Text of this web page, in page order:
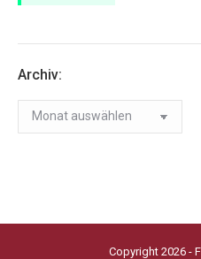
Archiv:
Archiv:
Copyright 2026 -